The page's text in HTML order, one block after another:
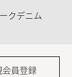
クデニム
会員登録